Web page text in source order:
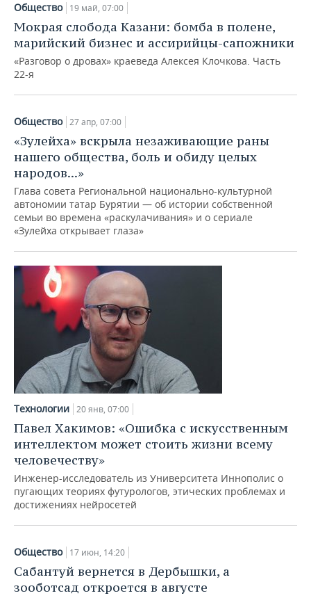
Общество 19 май, 07:00
Мокрая слобода Казани: бомба в полене,
марийский бизнес и ассирийцы-сапожники
«Разговор о дровах» краеведа Алексея Клочкова. Часть
22-я
Общество 27 апр, 07:00
«Зулейха» вскрыла незаживающие раны
нашего общества, боль и обиду целых
народов...»
Глава совета Региональной национально-культурной
автономии татар Бурятии — об истории собственной
семьи во времена «раскулачивания» и о сериале
«Зулейха открывает глаза»
Технологии 20 янв, 07:00
Павел Хакимов: «Ошибка с искусственным
интеллектом может стоить жизни всему
человечеству»
Инженер-исследователь из Университета Иннополис о
пугающих теориях футурологов, этических проблемах и
достижениях нейросетей
Общество 17 июн, 14:20
Сабантуй вернется в Дербышки, а
зооботсад откроется в августе